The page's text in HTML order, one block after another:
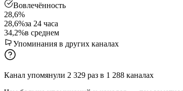
Вовлечённость
28,6%
28,6%за 24 часа
34,2%в среднем
Упоминания в других каналах
Канал упомянули 2 329 раз в 1 288 каналах